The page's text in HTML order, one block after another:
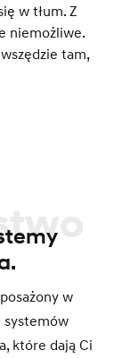
w tłum. Z
niemożliwe.
tam,
w
systemów
które dają Ci